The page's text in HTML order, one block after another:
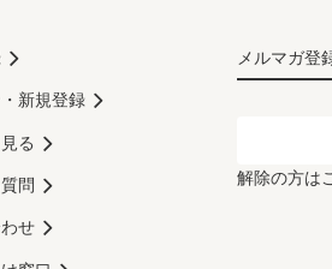
メルマガ登
解除の方は
新規登録
る
問
せ